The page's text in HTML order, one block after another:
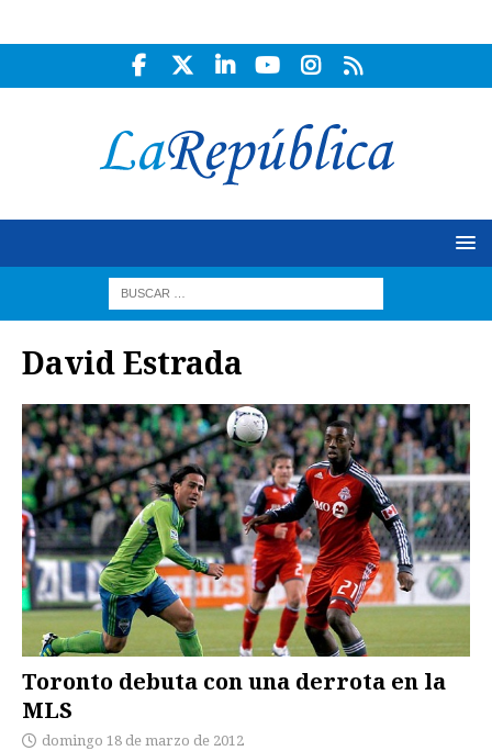
David Estrada
Toronto debuta con una derrota en la
MLS
domingo 18 de marzo de 2012